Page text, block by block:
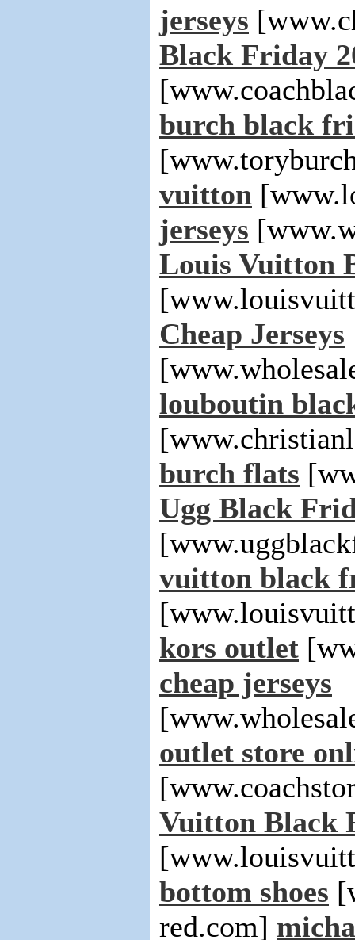
jerseys
Black Friday
burch black
vuitton
jerseys
Louis Vuitton
Cheap Jerseys
louboutin
burch flats
Ugg Black
vuitton black
kors outlet
cheap jerseys
outlet store
Vuitton Black
bottom shoes
red.com]